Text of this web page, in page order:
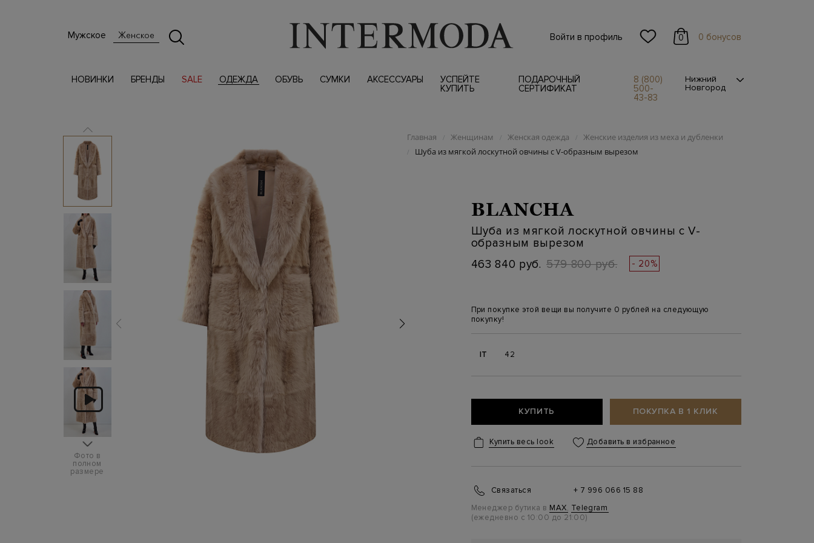
Мужское Женское Войти в профиль 0 0 бонусов
НОВИНКИ БРЕНДЫ SALE ОДЕЖДА ОБУВЬ СУМКИ АКСЕССУАРЫ
УСПЕЙТЕ
КУПИТЬ
ПОДАРОЧНЫЙ
СЕРТИФИКАТ
8 (800)
500-
43-83
Нижний
Новгород
Фото в
полном
размере
Главная / Женщинам / Женская одежда / Женские изделия из меха и дубленки
/ Шуба из мягкой лоскутной овчины с V-образным вырезом
BLANCHA
Шуба из мягкой лоскутной овчины с V-
образным вырезом
463 840 руб. 579 800 руб. - 20%
При покупке этой вещи вы получите 0 рублей на следующую
покупку!
IT 42
КУПИТЬ ПОКУПКА В 1 КЛИК
Купить весь look Добавить в избранное
Связаться
+ 7 996 066 15 88
Менеджер бутика в MAX, Telegram
(ежедневно с 10:00 до 21:00)